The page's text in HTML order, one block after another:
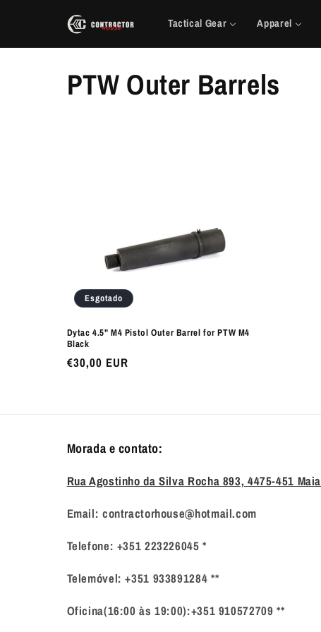
conteúdo
Tactical Gear Apparel
C
o
:
PTW Outer Barrels
Esgotado
Dytac 4.5" M4 Pistol Outer Barrel for PTW M4
Black
Preço
€30,00 EUR
Morada e contato:
Rua Agostinho da Silva Rocha 893, 4475-451 Maia
Email: contractorhouse@hotmail.com
Telefone: +351 223226045 *
Telemóvel: +351 933891284 **
Oficina(16:00 às 19:00):+351 910572709 **